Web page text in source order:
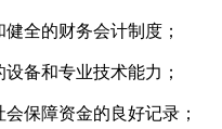
全的财务会计制度；
备和专业技术能力；
保障资金的良好记录；